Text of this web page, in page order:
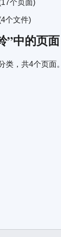
个页面)
个文件)
”中的页面
类，共4个页面。